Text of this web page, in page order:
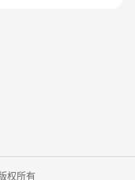
权所有